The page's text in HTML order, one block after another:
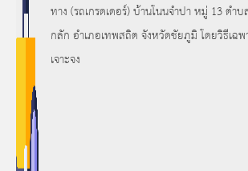
ทาง (รถเกรดเดอร์) บ้านโนนจำปา หมู่ 13 ตำบลนายาง
กลัก อำเภอเทพสถิต จังหวัดชัยภูมิ โดยวิธีเฉพ
เจาะจง